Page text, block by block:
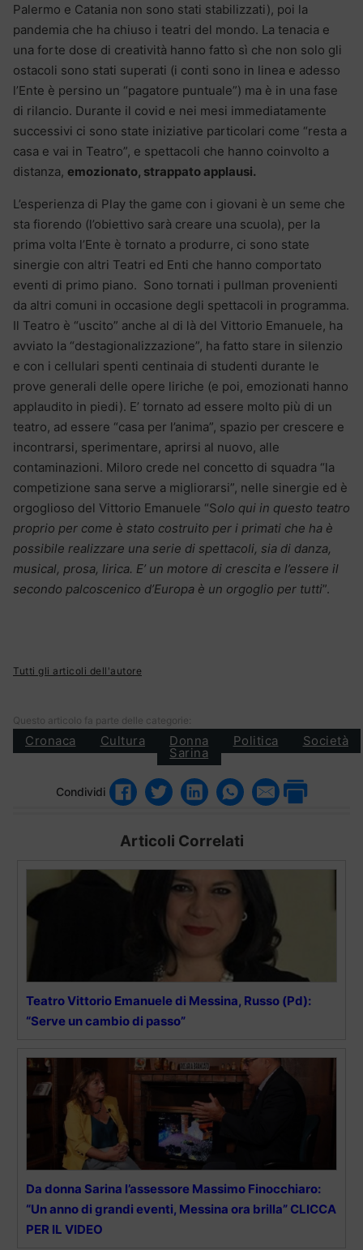
Palermo e Catania non sono stati stabilizzati), poi la
pandemia che ha chiuso i teatri del mondo. La tenacia e
una forte dose di creatività hanno fatto sì che non solo gli
ostacoli sono stati superati (i conti sono in linea e adesso
l’Ente è persino un “pagatore puntuale”) ma è in una fase
di rilancio. Durante il covid e nei mesi immediatamente
successivi ci sono state iniziative particolari come “resta a
casa e vai in Teatro”, e spettacoli che hanno coinvolto a
distanza, emozionato, strappato applausi.
L’esperienza di Play the game con i giovani è un seme che
sta fiorendo (l’obiettivo sarà creare una scuola), per la
prima volta l’Ente è tornato a produrre, ci sono state
sinergie con altri Teatri ed Enti che hanno comportato
eventi di primo piano. Sono tornati i pullman provenienti
da altri comuni in occasione degli spettacoli in programma.
Il Teatro è “uscito” anche al di là del Vittorio Emanuele, ha
avviato la “destagionalizzazione”, ha fatto stare in silenzio
e con i cellulari spenti centinaia di studenti durante le
prove generali delle opere liriche (e poi, emozionati hanno
applaudito in piedi). E’ tornato ad essere molto più di un
teatro, ad essere “casa per l’anima”, spazio per crescere e
incontrarsi, sperimentare, aprirsi al nuovo, alle
contaminazioni. Miloro crede nel concetto di squadra “la
competizione sana serve a migliorarsi”, nelle sinergie ed è
orgoglioso del Vittorio Emanuele “Solo qui in questo teatro
proprio per come è stato costruito per i primati che ha è
possibile realizzare una serie di spettacoli, sia di danza,
musical, prosa, lirica. E’ un motore di crescita e l’essere il
secondo palcoscenico d’Europa è un orgoglio per tutti”.
Tutti gli articoli dell'autore
Questo articolo fa parte delle categorie:
Cronaca Cultura Donna
Sarina
Politica Società
Condividi
Articoli Correlati
Teatro Vittorio Emanuele di Messina, Russo (Pd):
“Serve un cambio di passo”
Da donna Sarina l’assessore Massimo Finocchiaro:
“Un anno di grandi eventi, Messina ora brilla” CLICCA
PER IL VIDEO